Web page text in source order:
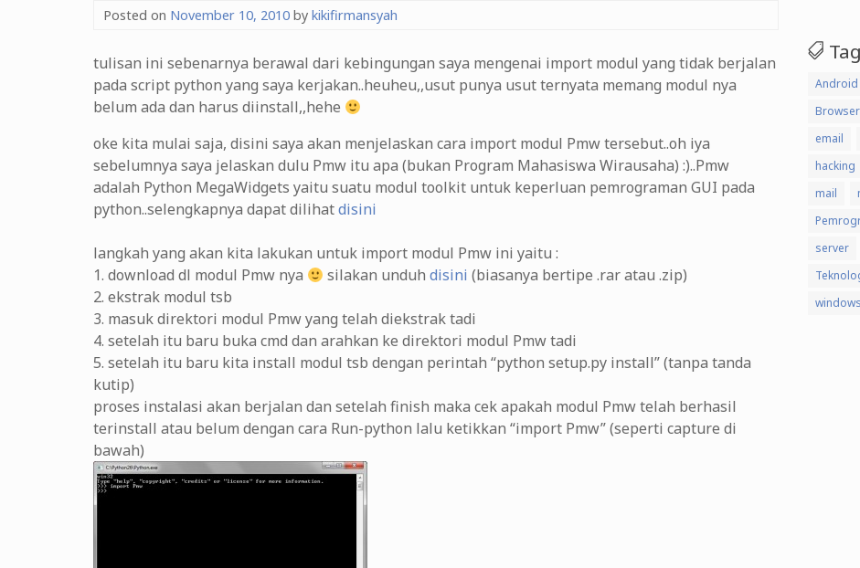
Posted on November 10, 2010 by kikifirmansyah
tulisan ini sebenarnya berawal dari kebingungan saya mengenai import modul yang tidak berjalan
pada script python yang saya kerjakan..heuheu,,usut punya usut ternyata memang modul nya
belum ada dan harus diinstall,,hehe
oke kita mulai saja, disini saya akan menjelaskan cara import modul Pmw tersebut..oh iya
sebelumnya saya jelaskan dulu Pmw itu apa (bukan Program Mahasiswa Wirausaha) :)..Pmw
adalah Python MegaWidgets yaitu suatu modul toolkit untuk keperluan pemrograman GUI pada
python..selengkapnya dapat dilihatdisini
langkah yang akan kita lakukan untuk import modul Pmw ini yaitu :
1. download dl modul Pmw nya
silakan unduhdisini (biasanya bertipe .rar atau .zip)
2. ekstrak modul tsb
3. masuk direktori modul Pmw yang telah diekstrak tadi
4. setelah itu baru buka cmd dan arahkan ke direktori modul Pmw tadi
5. setelah itu baru kita install modul tsb dengan perintah “python setup.py install” (tanpa tanda
kutip)
proses instalasi akan berjalan dan setelah finish maka cek apakah modul Pmw telah berhasil
terinstall atau belum dengan cara Run-python lalu ketikkan “import Pmw” (seperti capture di
bawah)
Android
Browser
email
hacking
mail
server
windows